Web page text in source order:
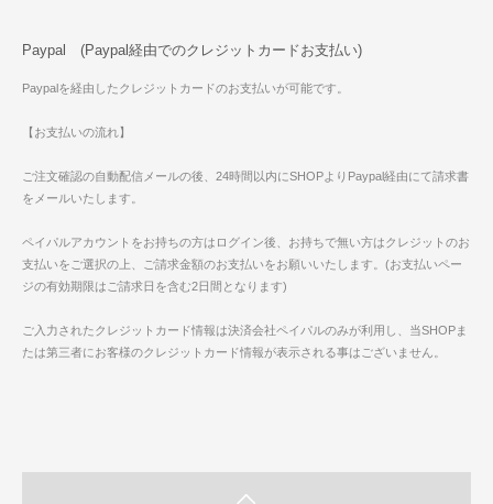
Paypal (Paypal経由でのクレジットカードお支払い)
Paypalを経由したクレジットカードのお支払いが可能です。
【お支払いの流れ】
ご注文確認の自動配信メールの後、24時間以内にSHOPよりPaypal経由にて請求書
をメールいたします。
ペイパルアカウントをお持ちの方はログイン後、お持ちで無い方はクレジットのお
支払いをご選択の上、ご請求金額のお支払いをお願いいたします。(お支払いペー
ジの有効期限はご請求日を含む2日間となります)
ご入力されたクレジットカード情報は決済会社ペイパルのみが利用し、当SHOPま
たは第三者にお客様のクレジットカード情報が表示される事はございません。